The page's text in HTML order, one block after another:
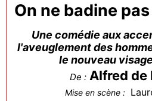
On ne badine
Une comédie aux
l'aveuglement des
le nouveau
De : Alfred de
Mise en scène :